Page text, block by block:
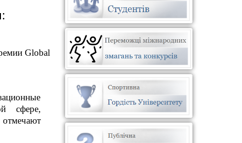
Global
сфере,